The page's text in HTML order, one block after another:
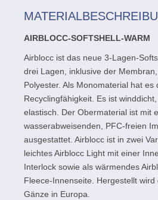
AIRBLOCC-SOFTSHELL-WARM
Airblocc ist das neue 3-Lagen-
drei Lagen, inklusive der
Polyester. Als Monomaterial hat es
Recyclingfähigkeit. Es ist
elastisch. Der Obermaterial ist mit
wasserabweisenden, PFC-freien
ausgestattet. Airblocc ist in zwei
leichtes Airblocc Light mit einer
Interlock sowie als wärmendes
Fleece-Innenseite. Hergestellt wird
Gänze in Europa.